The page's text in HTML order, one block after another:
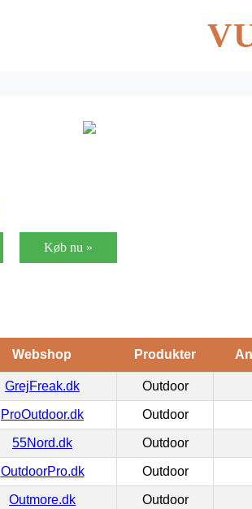
Køb nu »
Webshop Produkter
GrejFreak.dk Outdoor
ProOutdoor.dk Outdoor
55Nord.dk Outdoor
OutdoorPro.dk Outdoor
Outmore.dk Outdoor